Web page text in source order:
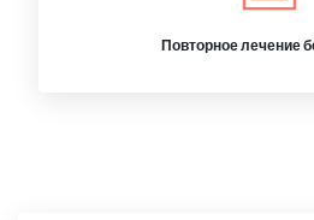
Повторное лечение